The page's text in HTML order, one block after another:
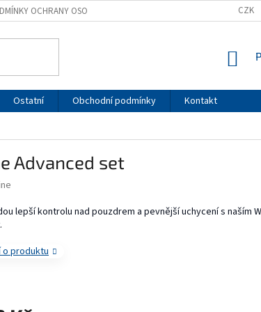
OCHRANY OSOBNÍCH ÚDAJŮ CZK
Ostatní Obchodní podmínky
Kontakt
Advanced set
lepší kontrolu nad pouzdrem a pevnější uchycení s naším
o produktu